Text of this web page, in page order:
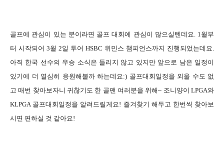
골프에 관심이 있는 분이라면 골프 대회에 관심이 많으실텐데요. 1월부
터 시작되어 3월 2일 투어 HSBC 위민스 챔피언스까지 진행되었는데요.
아직 한국 선수의 우승 소식은 들리지 않고 있지만 앞으로 남은 일정이
있기에 더 열심히 응원해볼까 하는데요:) 골프대회일정을 외울 수도 없
고 매번 찾아보자니 귀찮기도 한 골팬 여러분을 위해~ 조니양이 LPGA와
KLPGA 골프대회일정을 알려드릴게요! 즐겨찾기 해두고 한번씩 찾아보
시면 편하실 것 같아요!